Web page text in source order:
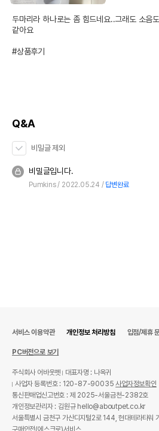
두마리라 하나로는 좀 힘드네요..그래도 소음
같아요
#상품후기
Q&A
비밀글 제외
비밀글입니다.
Pumkins 2022.05.24 답변완료
서비스 이용약관 개인정보 처리방침 입점/제휴
PC버전으로 보기
주식회사 어바웃펫
대표자명 : 나옥귀
사업자 등록번호 : 120-87-90035사업자정보확인
통신판매업신고번호 : 제 2025-서울금천-2382호
개인정보관리자 : 김원규 hello@aboutpet.co.kr
서울특별시 금천구 가산디지털2로 144, 현대테라타
구매안전(에스크로)서비스